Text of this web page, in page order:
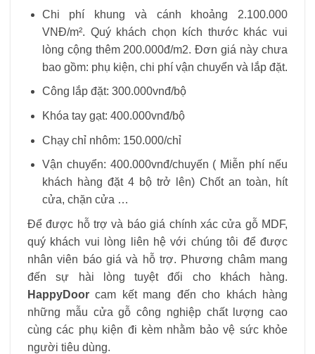
Chi phí khung và cánh khoảng 2.100.000
VNĐ/m². Quý khách chọn kích thước khác vui
lòng cộng thêm 200.000đ/m2. Đơn giá này chưa
bao gồm: phụ kiện, chi phí vận chuyển và lắp đặt.
Công lắp đặt: 300.000vnđ/bộ
Khóa tay gạt: 400.000vnđ/bộ
Chạy chỉ nhôm: 150.000/chỉ
Vận chuyển: 400.000vnđ/chuyến ( Miễn phí nếu
khách hàng đặt 4 bộ trở lên) Chốt an toàn, hít
cửa, chặn cửa …
Để được hỗ trợ và báo giá chính xác cửa gỗ MDF,
quý khách vui lòng liên hệ với chúng tôi để được
nhân viên báo giá và hỗ trợ. Phương châm mang
đến sự hài lòng tuyệt đối cho khách hàng.
HappyDoor cam kết mang đến cho khách hàng
những mẫu cửa gỗ công nghiệp chất lượng cao
cùng các phụ kiện đi kèm nhằm bảo vệ sức khỏe
người tiêu dùng.